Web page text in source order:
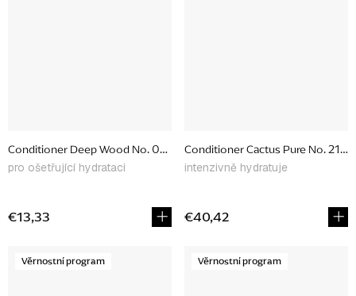
Conditioner Deep Wood No. 08, 50 ml
pro ošetřující hydrataci
€13,33
Conditioner Cactus Pure No. 21,
intenzivně hydratuje
€40,42
Věrnostní program Věrnostní program